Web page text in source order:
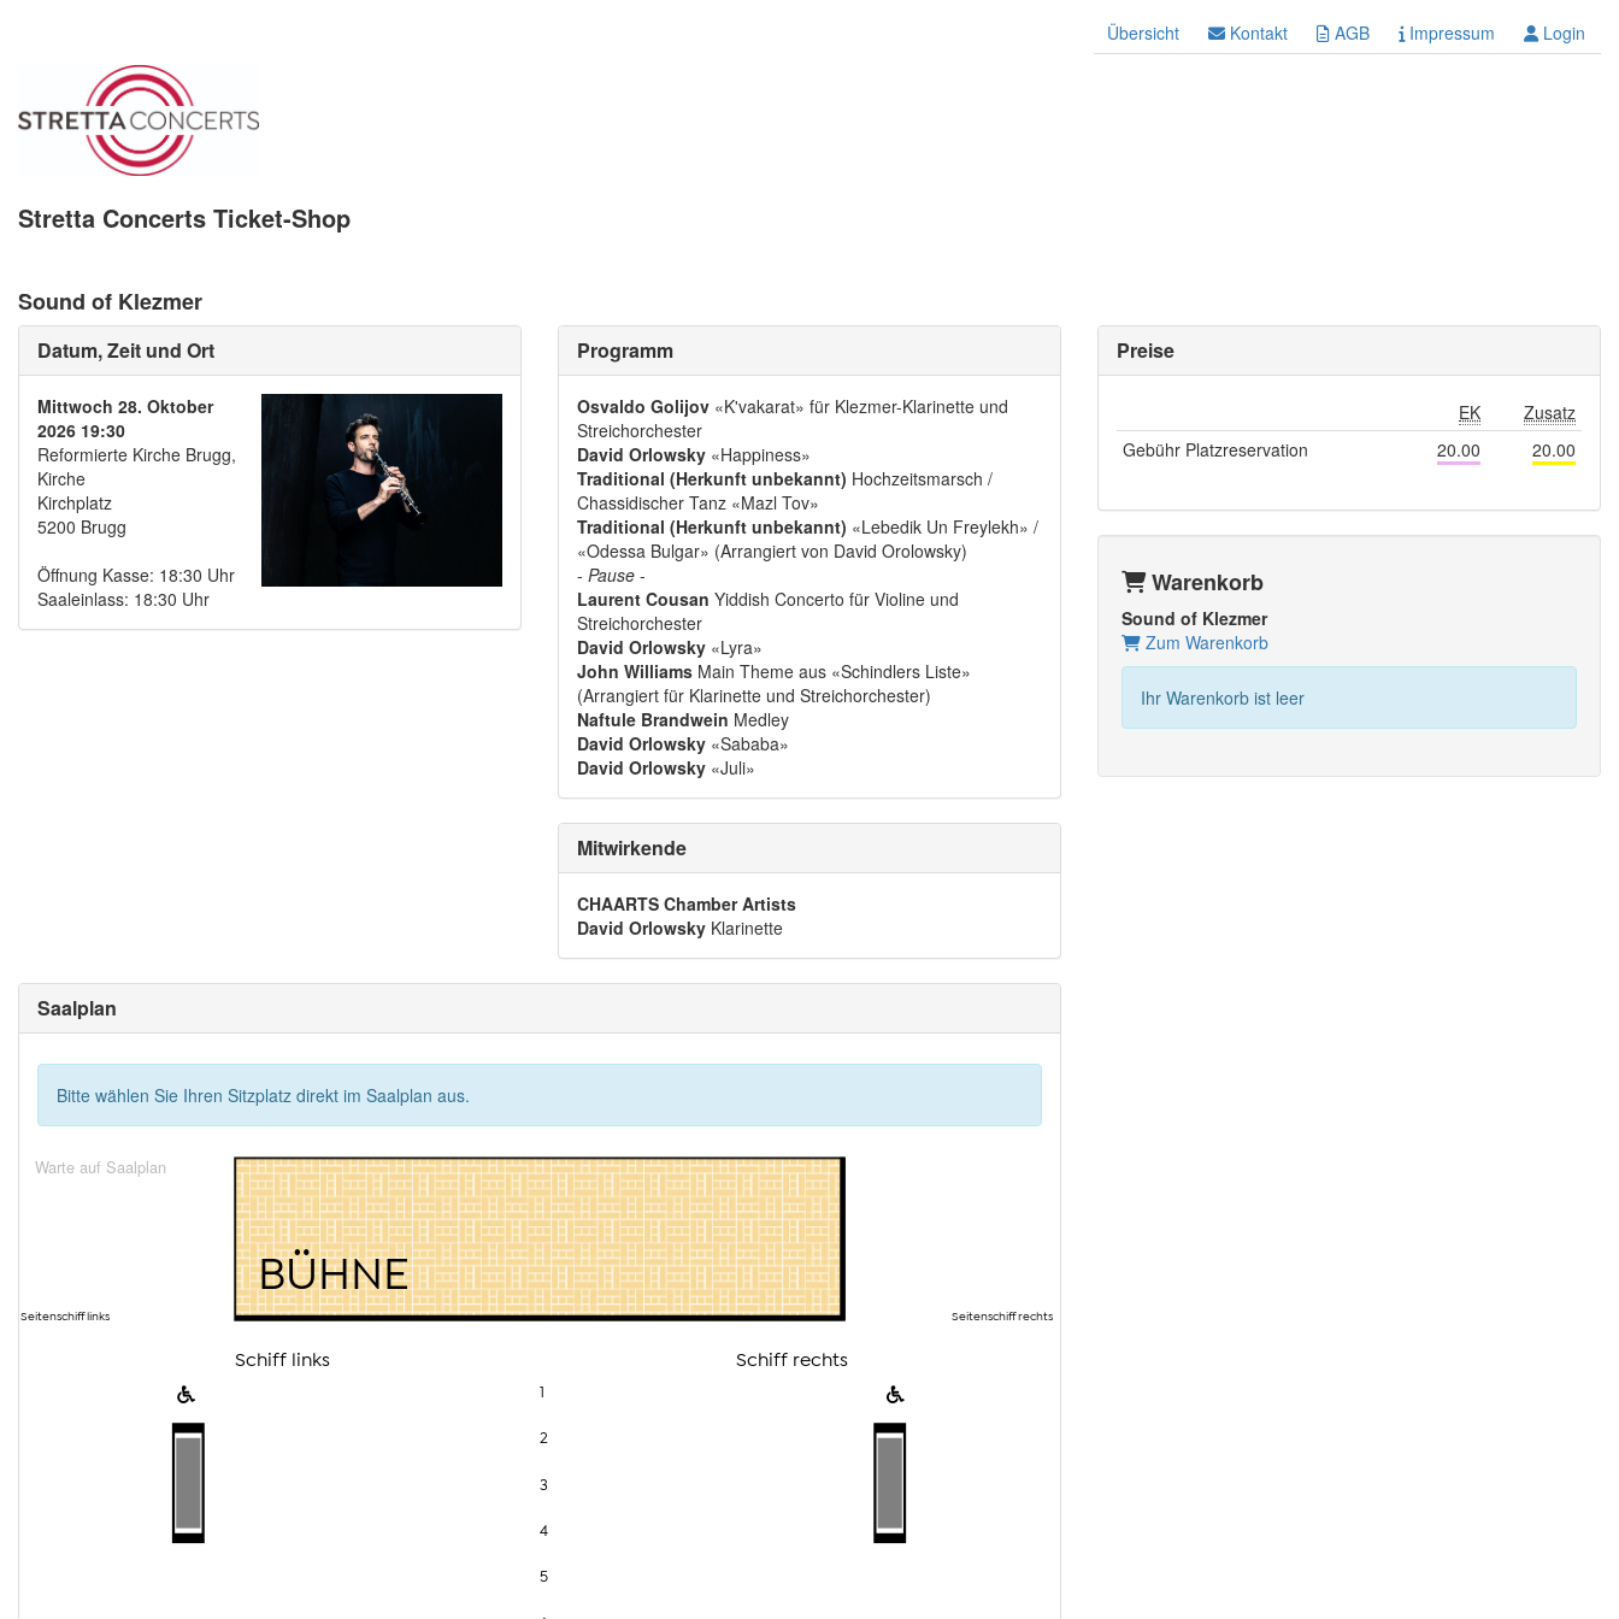
Übersicht Kontakt AGB Impressum Login
Stretta Concerts Ticket-Shop
Sound of Klezmer
Datum, Zeit und Ort
Mittwoch 28. Oktober
2026 19:30
Reformierte Kirche Brugg,
Kirche
Kirchplatz
5200 Brugg
Öffnung Kasse: 18:30 Uhr
Saaleinlass: 18:30 Uhr
Programm
Osvaldo Golijov «K'vakarat» für Klezmer-Klarinette und
Streichorchester
David Orlowsky «Happiness»
Traditional (Herkunft unbekannt) Hochzeitsmarsch /
Chassidischer Tanz «Mazl Tov»
Traditional (Herkunft unbekannt) «Lebedik Un Freylekh» /
«Odessa Bulgar» (Arrangiert von David Orolowsky)
- Pause -
Laurent Cousan Yiddish Concerto für Violine und
Streichorchester
David Orlowsky «Lyra»
John Williams Main Theme aus «Schindlers Liste»
(Arrangiert für Klarinette und Streichorchester)
Naftule Brandwein Medley
David Orlowsky «Sababa»
David Orlowsky «Juli»
Mitwirkende
CHAARTS Chamber Artists
David Orlowsky Klarinette
Preise
EK
Zusatz
Gebühr Platzreservation
20.00 20.00
Warenkorb
Sound of Klezmer
Zum Warenkorb
Ihr Warenkorb ist leer
Saalplan
Bitte wählen Sie Ihren Sitzplatz direkt im Saalplan aus.
Warte auf Saalplan
BÜHNE
Schiff links Schiff rechts
Seitenschiff links Seitenschiff rechts
1
2
3
4
5